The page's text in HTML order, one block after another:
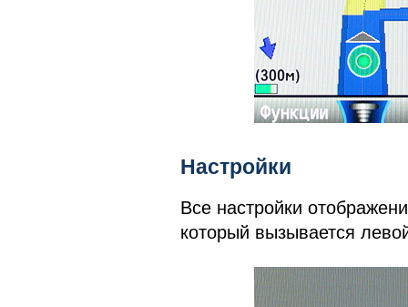
Настройки
Все настройки
который вызывается